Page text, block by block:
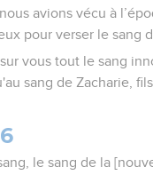
avions vécu à
pour verser le sang
vous tout le sang
sang de Zacharie,
le sang de la